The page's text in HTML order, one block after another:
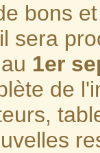
bons
sera
1er
de